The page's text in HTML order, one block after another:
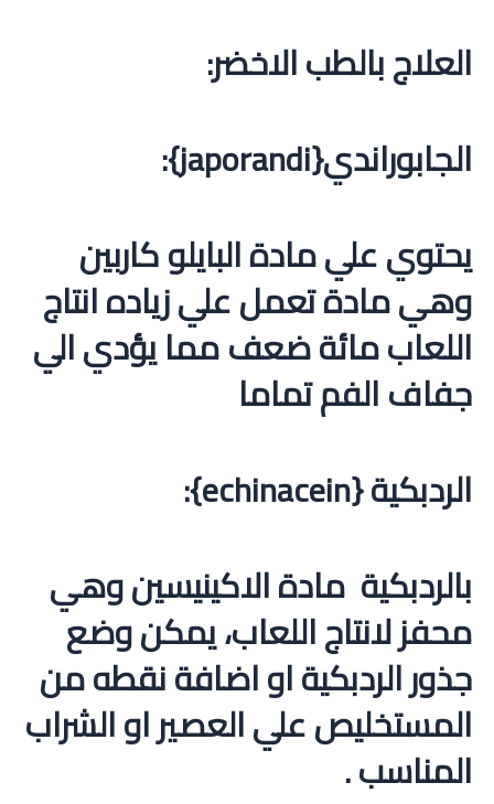
العلاج بالطب الاخضر:
الجابوراندي{japorandi}:
يحتوي علي مادة البايلو كاربين
وهي مادة تعمل علي زياده انتاج
اللعاب مائة ضعف مما يؤدي الي
جفاف الفم تماما
الردبكية {echinacein}:
بالردبكية مادة الاكينيسين وهي
محفز لانتاج اللعاب، يمكن وضع
جذور الردبكية او اضافة نقطه من
المستخليص علي العصير او الشراب
المناسب .